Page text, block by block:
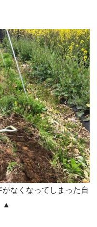
なくなってしまった自
▲